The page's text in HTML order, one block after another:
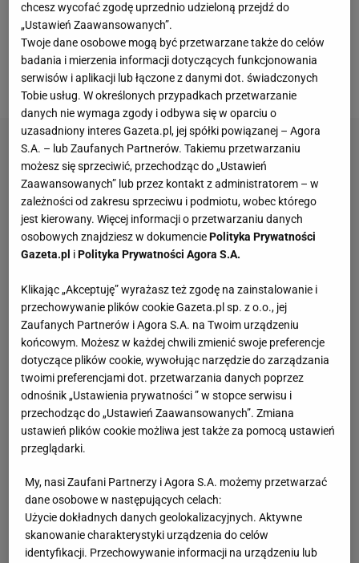
oskarża go hiszpański rząd. Miejscowe władze
twierdzą, że gwiazdorRealu Madrytpoprzez
ukrywanie dochodów oszukał urząd skarbowy na
niemal 15 milionów euro.
chcesz wycofać zgodę uprzednio udzieloną przejdź do
„Ustawień Zaawansowanych”.
Twoje dane osobowe mogą być przetwarzane także do celów
badania i mierzenia informacji dotyczących funkcjonowania
serwisów i aplikacji lub łączone z danymi dot. świadczonych
Tobie usług. W określonych przypadkach przetwarzanie
danych nie wymaga zgody i odbywa się w oparciu o
uzasadniony interes Gazeta.pl, jej spółki powiązanej – Agora
S.A. – lub Zaufanych Partnerów. Takiemu przetwarzaniu
możesz się sprzeciwić, przechodząc do „Ustawień
Zaawansowanych” lub przez kontakt z administratorem – w
zależności od zakresu sprzeciwu i podmiotu, wobec którego
jest kierowany. Więcej informacji o przetwarzaniu danych
osobowych znajdziesz w dokumenciePolityka Prywatności
Gazeta.pl iPolityka Prywatności Agora S.A.
Klikając „Akceptuję” wyrażasz też zgodę na zainstalowanie i
przechowywanie plików cookie Gazeta.pl sp. z o.o., jej
Zaufanych Partnerów i Agora S.A. na Twoim urządzeniu
końcowym. Możesz w każdej chwili zmienić swoje preferencje
dotyczące plików cookie, wywołując narzędzie do zarządzania
twoimi preferencjami dot. przetwarzania danych poprzez
odnośnik „Ustawienia prywatności ” w stopce serwisu i
przechodząc do „Ustawień Zaawansowanych”. Zmiana
ustawień plików cookie możliwa jest także za pomocą ustawień
przeglądarki.
My, nasi Zaufani Partnerzy i Agora S.A. możemy przetwarzać
dane osobowe w następujących celach:
Użycie dokładnych danych geolokalizacyjnych. Aktywne
skanowanie charakterystyki urządzenia do celów
identyfikacji. Przechowywanie informacji na urządzeniu lub